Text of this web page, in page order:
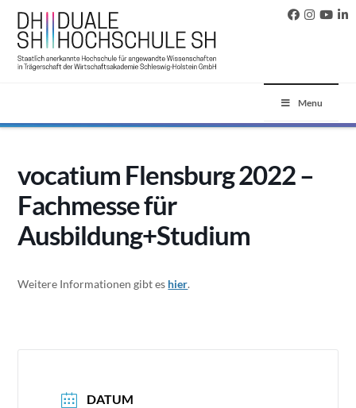
Menu
vocatium Flensburg 2022 –
Fachmesse für
Ausbildung+Studium
Weitere Informationen gibt es hier.
DATUM